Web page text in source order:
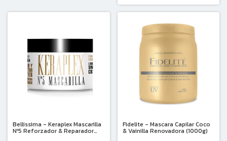
Bellissima - Keraplex Mascarilla
Nº5 Reforzador & Reparador
Fidelite - Mascara Capilar Coco
& Vainilla Renovadora (1000g)